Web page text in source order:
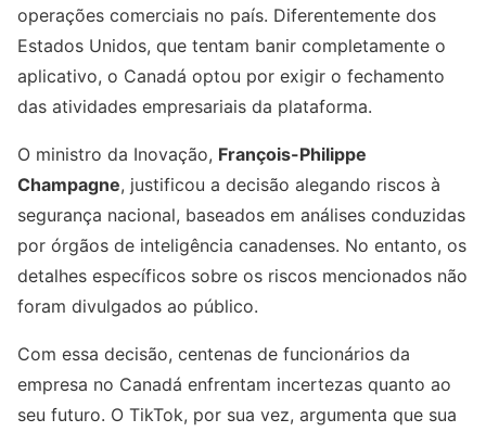
operações comerciais no país. Diferentemente dos
Estados Unidos, que tentam banir completamente o
aplicativo, o Canadá optou por exigir o fechamento
das atividades empresariais da plataforma.
O ministro da Inovação, François-Philippe
Champagne, justificou a decisão alegando riscos à
segurança nacional, baseados em análises conduzidas
por órgãos de inteligência canadenses. No entanto, os
detalhes específicos sobre os riscos mencionados não
foram divulgados ao público.
Com essa decisão, centenas de funcionários da
empresa no Canadá enfrentam incertezas quanto ao
seu futuro. O TikTok, por sua vez, argumenta que sua